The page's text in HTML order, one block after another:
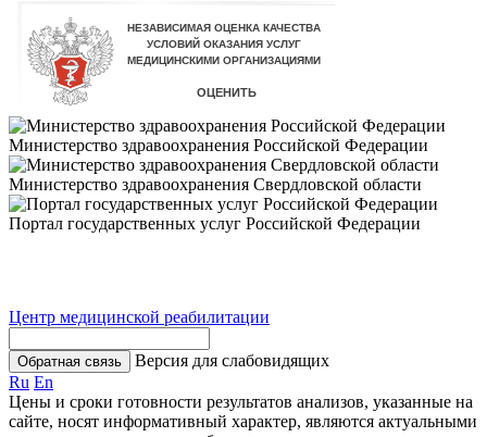
Министерство здравоохранения Российской Федерации
Министерство здравоохранения Свердловской области
Портал государственных услуг Российской Федерации
Центр медицинской реабилитации
Обратная связь
Версия для слабовидящих
Ru En
Цены и сроки готовности результатов анализов, указанные на
сайте, носят информативный характер, являются актуальными